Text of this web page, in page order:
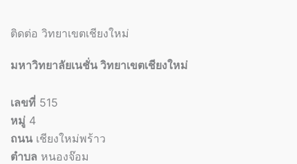
ติดต่อ วิทยาเขตเชียงใหม่
มหาวิทยาลัยเนชั่น วิทยาเขตเชียงใหม่
เลขที่ 515
หมู่4
ถนนเชียงใหม่พร้าว
ตำบล หนองจ๊อม